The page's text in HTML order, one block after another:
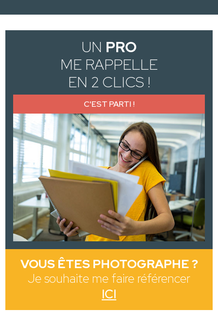
UN PRO
ME RAPPELLE
EN 2 CLICS !
C'EST PARTI !
VOUS ÊTES PHOTOGRAPHE ?
Je souhaite me faire référencer
ICI